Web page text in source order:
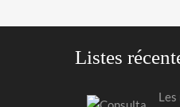
Listes